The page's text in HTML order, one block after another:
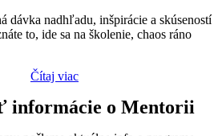
dávka nadhľadu, inšpirácie a skúseností
to, ide sa na školenie, chaos ráno
Čítaj viac
informácie o Mentorii